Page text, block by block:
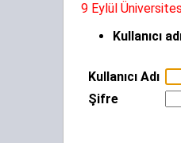
9 Eylül
Kullanıcı
Kullanıcı Adı
Şifre